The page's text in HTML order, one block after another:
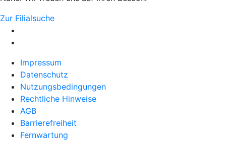
Zur Filialsuche
Impressum
Datenschutz
Nutzungsbedingungen
Rechtliche Hinweise
AGB
Barrierefreiheit
Fernwartung